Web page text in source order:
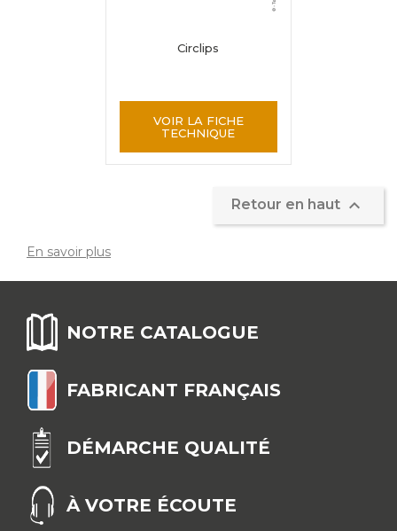
Circlips
VOIR LA FICHE
TECHNIQUE
Retour en haut 
En savoir plus
NOTRE CATALOGUE
FABRICANT FRANÇAIS
DÉMARCHE QUALITÉ
À VOTRE ÉCOUTE